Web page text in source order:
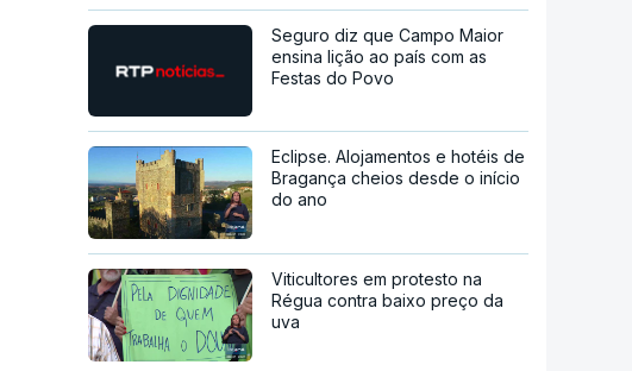
Seguro diz que Campo Maior
ensina lição ao país com as
Festas do Povo
Eclipse. Alojamentos e hotéis de
Bragança cheios desde o início
do ano
Viticultores em protesto na
Régua contra baixo preço da
uva